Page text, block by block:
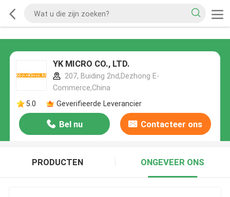
YK MICRO CO., LTD.
207, Buiding 2nd,Dezhong E-
Commerce,China
5.0
Geverifieerde Leverancier
Bel nu Contacteer ons
PRODUCTEN ONGEVEER ONS